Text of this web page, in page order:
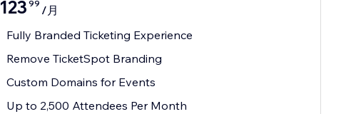
123 99 /月
Fully Branded Ticketing Experience
Remove TicketSpot Branding
Custom Domains for Events
Up to 2,500 Attendees Per Month